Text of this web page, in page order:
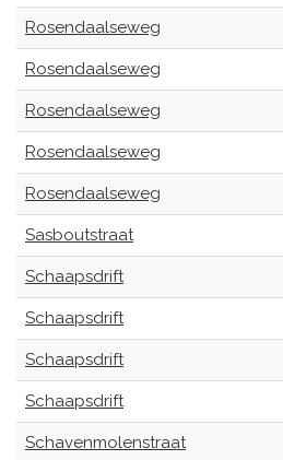
Rosendaalseweg
Rosendaalseweg
Rosendaalseweg
Rosendaalseweg
Rosendaalseweg
Sasboutstraat
Schaapsdrift
Schaapsdrift
Schaapsdrift
Schaapsdrift
Schavenmolenstraat